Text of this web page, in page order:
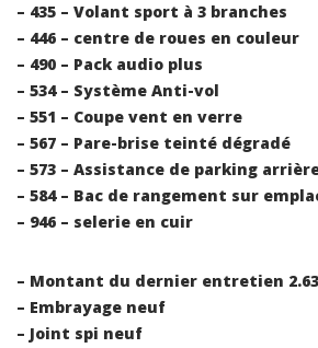
– 435 – Volant sport à 3 branches
– 446 – centre de roues en couleur
– 490 – Pack audio plus
– 534 – Système Anti-vol
– 551 – Coupe vent en verre
– 567 – Pare-brise teinté dégradé
– 573 – Assistance de parking
– 584 – Bac de rangement sur
– 946 – selerie en cuir
– Montant du dernier entretien
– Embrayage neuf
– Joint spi neuf